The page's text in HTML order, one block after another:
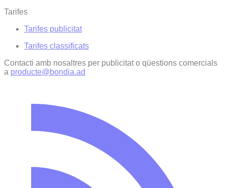
Tarifes
Tarifes publicitat
Tarifes classificats
Contacti amb nosaltres per publicitat o qüestions comercials
a producte@bondia.ad